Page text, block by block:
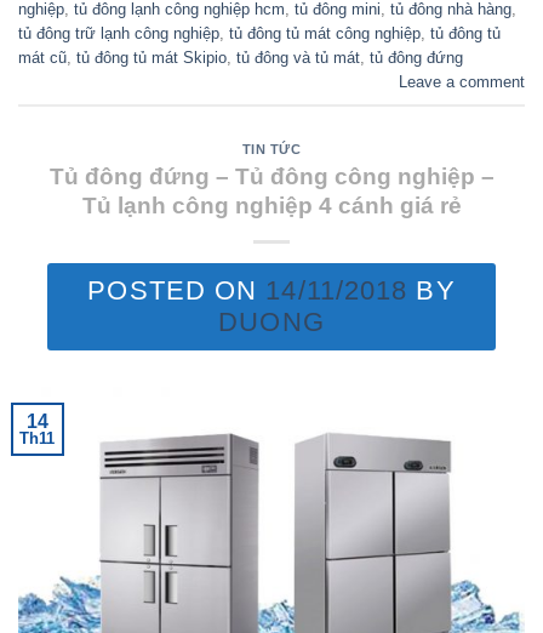
nghiệp, tủ đông lạnh công nghiệp hcm, tủ đông mini, tủ đông nhà hàng,
tủ đông trữ lạnh công nghiệp, tủ đông tủ mát công nghiệp, tủ đông tủ
mát cũ, tủ đông tủ mát Skipio, tủ đông và tủ mát, tủ đông đứng
Leave a comment
TIN TỨC
Tủ đông đứng – Tủ đông công nghiệp –
Tủ lạnh công nghiệp 4 cánh giá rẻ
POSTED ON 14/11/2018 BY
DUONG
14
Th11